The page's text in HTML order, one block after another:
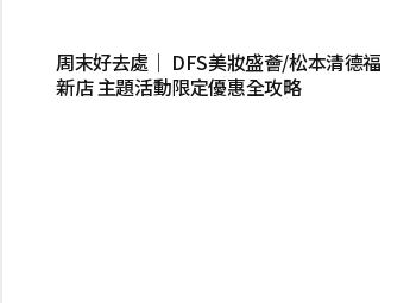
周末好去處｜ DFS美妝盛薈/松本清德福
新店 主題活動限定優惠全攻略